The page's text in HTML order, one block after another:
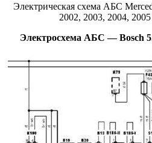
Электрическая схема АБС
2002, 2003, 2004,
Электросхема АБС — Bosch